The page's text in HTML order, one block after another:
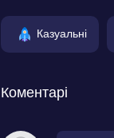
Казуальні
Коментарі